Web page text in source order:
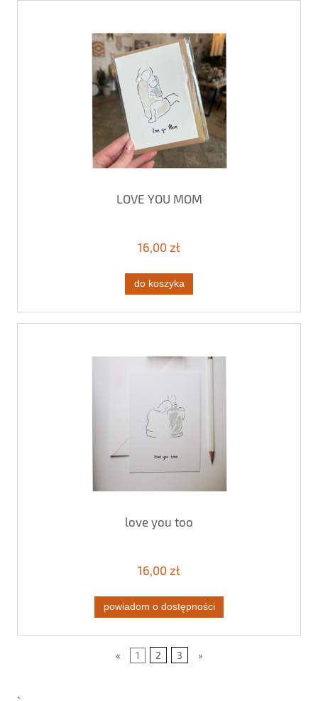
LOVE YOU MOM
16,00 zł
do koszyka
love you too
16,00 zł
powiadom o dostępności
« 1 2 3 »